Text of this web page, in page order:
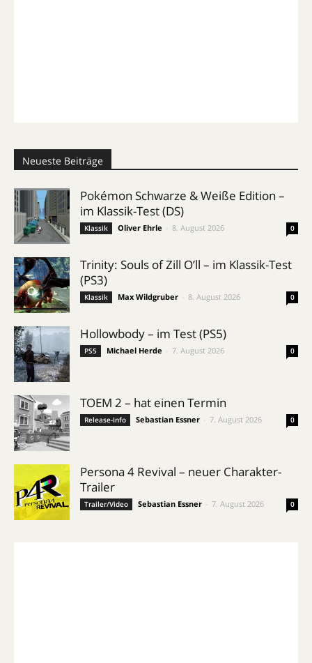
Neueste Beiträge
Pokémon Schwarze & Weiße Edition –
im Klassik-Test (DS)
Klassik Oliver Ehrle 8. August 2026 0
Trinity: Souls of Zill O’ll – im Klassik-Test
(PS3)
Klassik Max Wildgruber 8. August 2026 0
Hollowbody – im Test (PS5)
PS5 Michael Herde 7. August 2026 0
TOEM 2 – hat einen Termin
Release-Info Sebastian Essner 7. August 2026 0
Persona 4 Revival – neuer Charakter-
Trailer
Trailer/Video Sebastian Essner 7. August 2026 0